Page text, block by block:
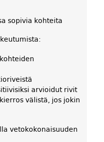
sopivia kohteita
arvioidut rivit
välistä, jos jokin
vetokokonaisuuden